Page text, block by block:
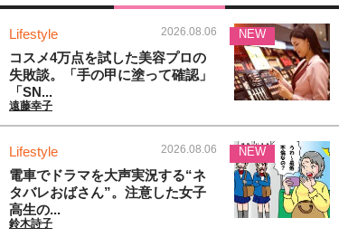
Lifestyle 2026.08.06
コスメ4万点を試した美容プロの
失敗談。「手の甲に塗って確認」
「SN...
遠藤幸子
NEW
Lifestyle 2026.08.06
電車でドラマを大声実況する“ネ
タバレおばさん”。注意した女子
高生の...
鈴木詩子
NEW